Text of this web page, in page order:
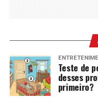
Teste de
desses
primeiro?